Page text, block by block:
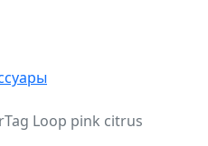
Loop pink citrus